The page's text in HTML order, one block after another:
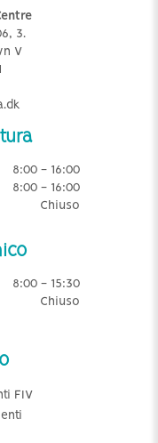
3.
V
8:00 - 16:00
8:00 - 16:00
Chiuso
8:00 - 15:30
Chiuso
FIV